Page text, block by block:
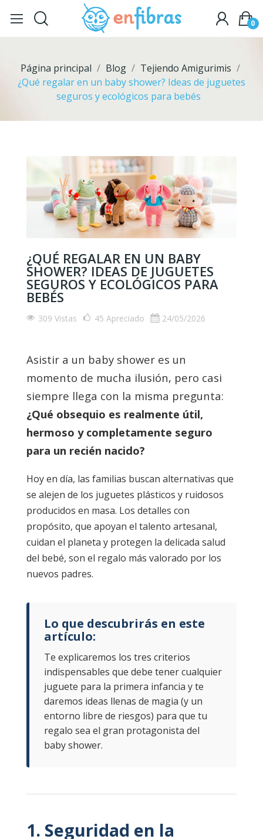
0
Página principal Blog
Tejiendo Amigurimis
¿Qué regalar en un baby shower? Ideas de juguetes
seguros y ecológicos para bebés
¿QUÉ REGALAR EN UN BABY
SHOWER? IDEAS DE JUGUETES
SEGUROS Y ECOLÓGICOS PARA
BEBÉS
309 Vistas 45 Apreciado 24/05/2026
Asistir a un baby shower es un
momento de mucha ilusión, pero casi
siempre llega con la misma pregunta:
¿Qué obsequio es realmente útil,
hermoso y completamente seguro
para un recién nacido?
Hoy en día, las familias buscan alternativas que
se alejen de los juguetes plásticos y ruidosos
producidos en masa. Los detalles con
propósito, que apoyan el talento artesanal,
cuidan el planeta y protegen la delicada salud
del bebé, son el regalo más valorado por los
nuevos padres.
Lo que descubrirás en este
artículo:
Te explicaremos los tres criterios
indispensables que debe tener cualquier
juguete para la primera infancia y te
daremos ideas llenas de magia (y un
entorno libre de riesgos) para que tu
regalo sea el gran protagonista del
baby shower.
1. Seguridad en la